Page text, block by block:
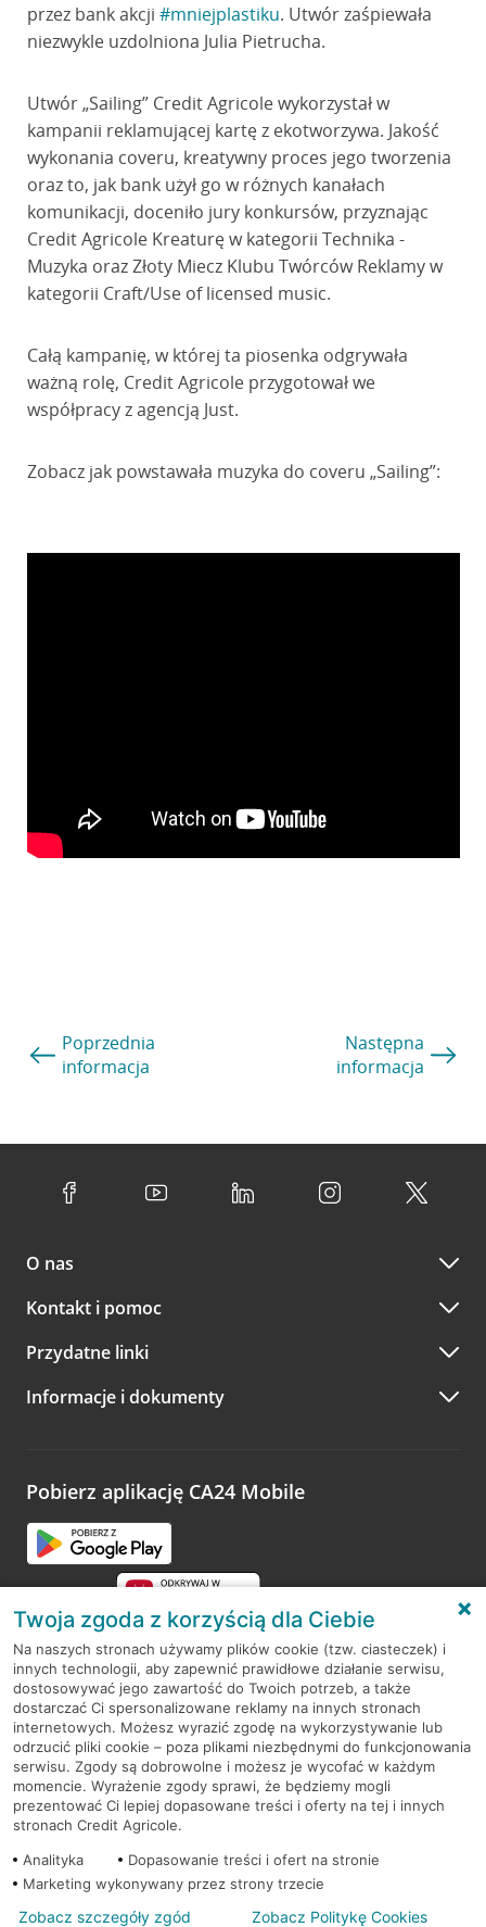
przez bank akcji #mniejplastiku. Utwór zaśpiewała
niezwykle uzdolniona Julia Pietrucha.
Utwór „Sailing” Credit Agricole wykorzystał w
kampanii reklamującej kartę z ekotworzywa. Jakość
wykonania coveru, kreatywny proces jego tworzenia
oraz to, jak bank użył go w różnych kanałach
komunikacji, doceniło jury konkursów, przyznając
Credit Agricole Kreaturę w kategorii Technika -
Muzyka oraz Złoty Miecz Klubu Twórców Reklamy w
kategorii Craft/Use of licensed music.
Całą kampanię, w której ta piosenka odgrywała
ważną rolę, Credit Agricole przygotował we
współpracy z agencją Just.
Zobacz jak powstawała muzyka do coveru „Sailing”:
Poprzednia
informacja
Następna
informacja
O nas
Kontakt i pomoc
Przydatne linki
Informacje i dokumenty
Pobierz aplikację CA24 Mobile
RODO
Regulamin serwisu
Mapa serwisu
PolitykaCookies
© 2026 Credit Agricole Bank Polska S.A. Wszelkie prawa zastrzeżone
Twoja zgoda z korzyścią dla Ciebie
Na naszych stronach używamy plików cookie (tzw. ciasteczek) i
innych technologii, aby zapewnić prawidłowe działanie serwisu,
dostosowywać jego zawartość do Twoich potrzeb, a także
dostarczać Ci spersonalizowane reklamy na innych stronach
internetowych. Możesz wyrazić zgodę na wykorzystywanie lub
odrzucić pliki cookie – poza plikami niezbędnymi do funkcjonowania
serwisu. Zgody są dobrowolne i możesz je wycofać w każdym
momencie. Wyrażenie zgody sprawi, że będziemy mogli
prezentować Ci lepiej dopasowane treści i oferty na tej i innych
stronach Credit Agricole.
Analityka
Dopasowanie treści i ofert na stronie
Marketing wykonywany przez strony trzecie
Zobacz szczegóły zgód Zobacz Politykę Cookies